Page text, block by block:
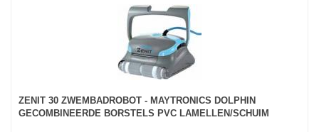
ZENIT 30 ZWEMBADROBOT - MAYTRONICS DOLPHIN
GECOMBINEERDE BORSTELS PVC LAMELLEN/SCHUIM